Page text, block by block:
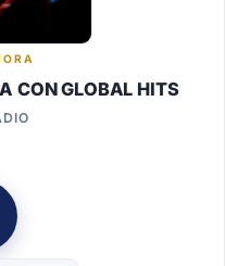
CON GLOBAL HITS